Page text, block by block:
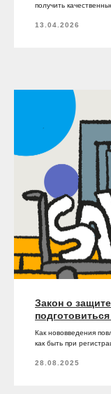
получить
13.04.2026
Закон о
Как нововведения
как быть при
28.08.2025